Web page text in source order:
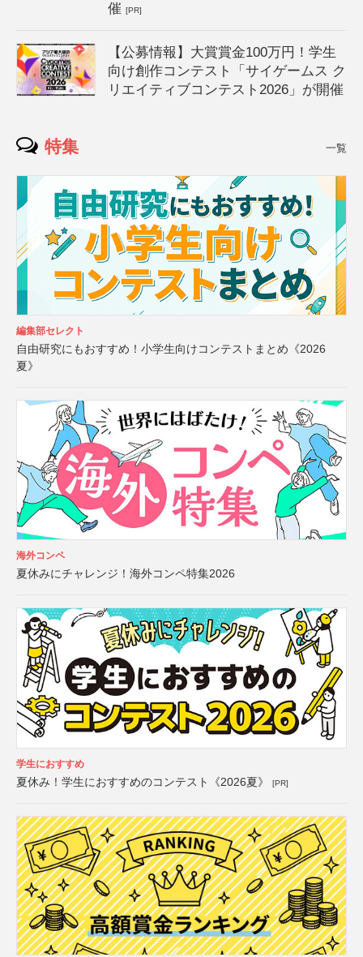
催[PR]
【公募情報】大賞賞金100万円！学生
向け創作コンテスト「サイゲームス ク
リエイティブコンテスト2026」が開催
特集 一覧
編集部セレクト
自由研究にもおすすめ！小学生向けコンテストまとめ《2026
夏》
海外コンペ
夏休みにチャレンジ！海外コンペ特集2026
学生におすすめ
夏休み！学生におすすめのコンテスト《2026夏》 [PR]